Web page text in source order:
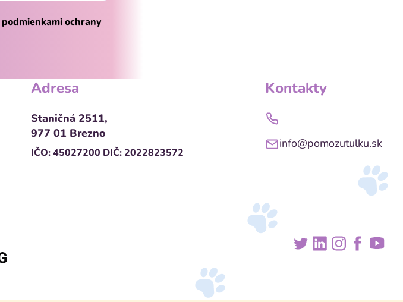
podmienkami ochrany
Adresa
Staničná 2511,
977 01 Brezno
IČO: 45027200 DIČ: 2022823572
Kontakty
info@pomozutulku.sk